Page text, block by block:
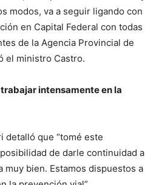
modos, va a seguir ligando con
en Capital Federal con todas
de la Agencia Provincial de
el ministro Castro.
intensamente en la
detalló que “tomé este
de darle continuidad a
muy bien. Estamos dispuestos a